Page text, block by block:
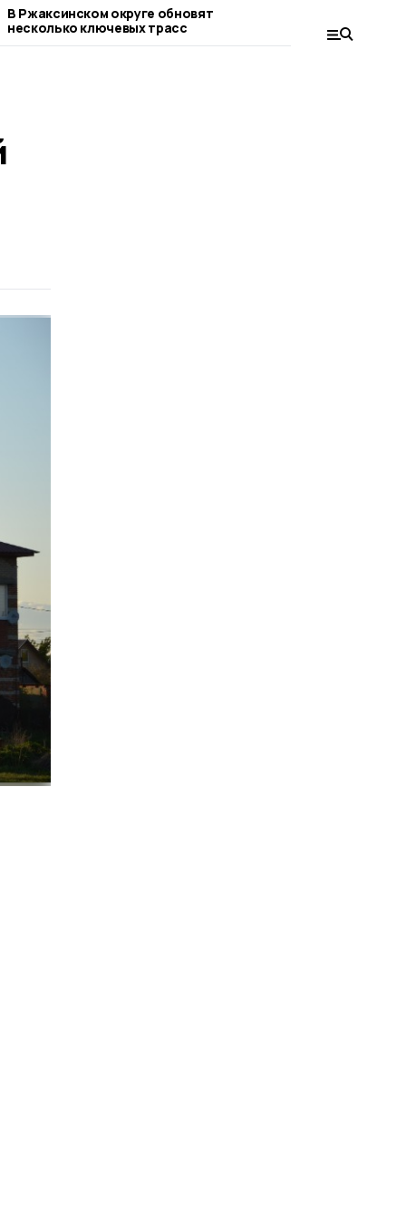
В Ржаксинском округе обновят
несколько ключевых трасс
экотехнопарка